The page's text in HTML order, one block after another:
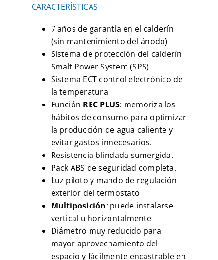
CARACTERÍSTICAS
7 años de garantía en el calderín
(sin mantenimiento del ánodo)
Sistema de protección del calderín
Smalt Power System (SPS)
Sistema ECT control electrónico de
la temperatura.
Función REC PLUS: memoriza los
hábitos de consumo para optimizar
la producción de agua caliente y
evitar gastos innecesarios.
Resistencia blindada sumergida.
Pack ABS de seguridad completa.
Luz piloto y mando de regulación
exterior del termostato
Multiposición: puede instalarse
vertical u horizontalmente
Diámetro muy reducido para
mayor aprovechamiento del
espacio y fácilmente encastrable en